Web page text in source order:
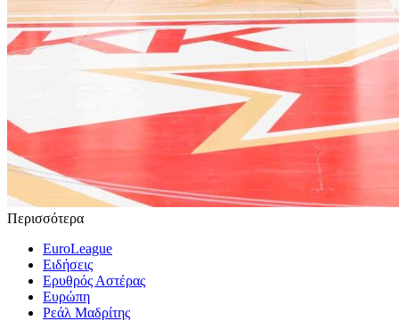
Περισσότερα
EuroLeague
Ειδήσεις
Ερυθρός Αστέρας
Ευρώπη
Ρεάλ Μαδρίτης